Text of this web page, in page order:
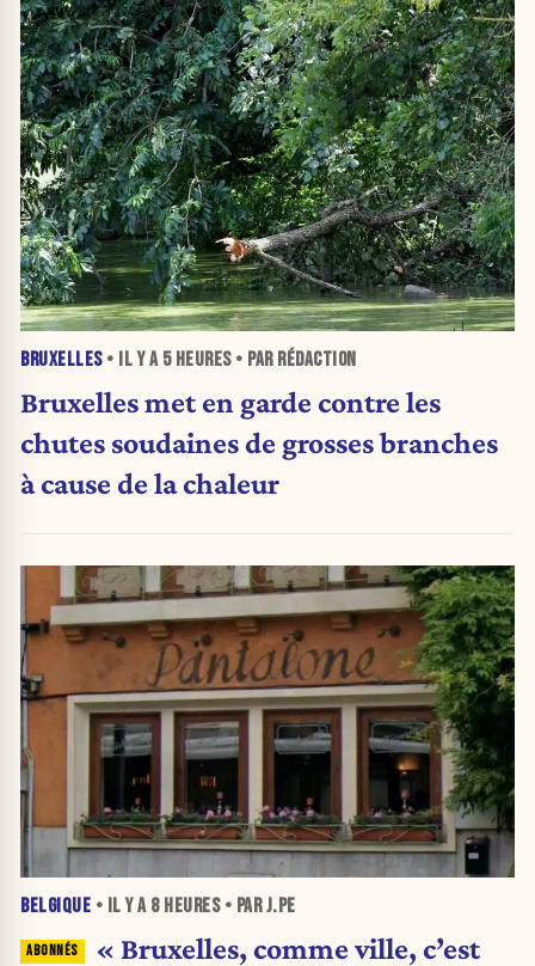
BRUXELLES• IL Y A 5 HEURES• PAR RÉDACTION
Bruxelles met en garde contre les
chutes soudaines de grosses branches
à cause de la chaleur
BELGIQUE • IL Y A 8 HEURES• PAR J.PE
« Bruxelles, comme ville, c’est